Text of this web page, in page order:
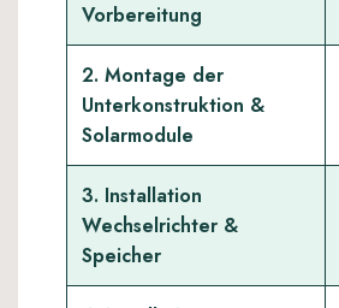
Vorbereitung
2. Montage der
Unterkonstruktion &
Solarmodule
3. Installation
Wechselrichter &
Speicher